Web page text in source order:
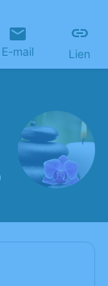
E-mail Lien